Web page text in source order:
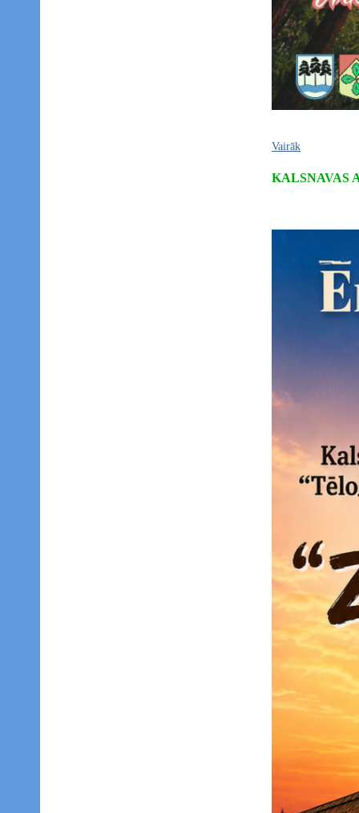
Vairāk
KALSNAVAS